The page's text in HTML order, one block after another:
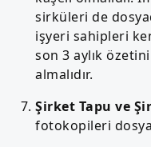
sirküleri de
işyeri sahipleri
son 3 aylık
almalıdır.
Şirket Tapu ve
fotokopileri